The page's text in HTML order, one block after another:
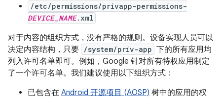
/etc/permissions/privapp-permissions-
DEVICE_NAME.xml
对于内容的组织方式，没有严格的规则。设备实现人员可以
决定内容结构，只要 /system/priv-app 下的所有应用均
列入许可名单即可。例如，Google 针对所有特权应用制定
了一个许可名单。我们建议使用以下组织方式：
已包含在 Android 开源项目 (AOSP) 树中的应用的权